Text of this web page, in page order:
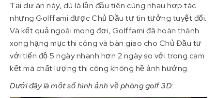
Tại dự án này, dù là lần đầu tiên cùng nhau hợp tác
nhưng Golffami được Chủ Đầu tư tin tưởng tuyệt đối.
Và kết quả ngoài mong đợi, Golffami đã hoàn thành
xong hạng mục thi công và bàn giao cho Chủ Đầu tư
với tiến độ 5 ngày nhanh hơn 2 ngày so với trong cam
kết mà chất lượng thi công không hề ảnh hưởng.
Dưới đây là một số hình ảnh về phòng golf 3D: